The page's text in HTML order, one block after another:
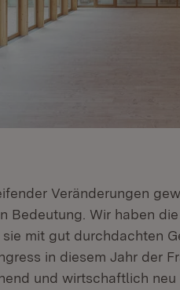
Veränderungen
Bedeutung. Wir haben
mit gut durchdachten
in diesem Jahr der
und wirtschaftlich